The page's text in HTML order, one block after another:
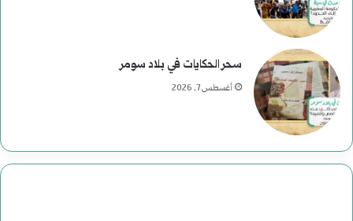
سحر الحكايات في بلاد سومر
أغسطس 7, 2026